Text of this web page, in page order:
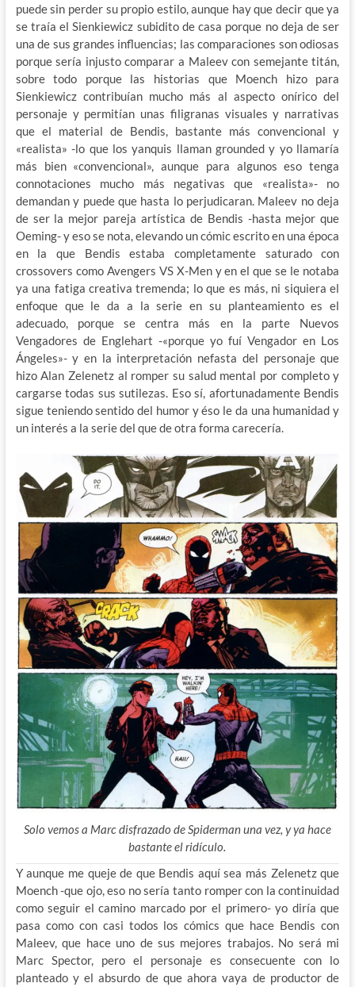
puede sin perder su propio estilo, aunque hay que decir que ya
se traía el Sienkiewicz subidito de casa porque no deja de ser
una de sus grandes influencias; las comparaciones son odiosas
porque sería injusto comparar a Maleev con semejante titán,
sobre todo porque las historias que Moench hizo para
Sienkiewicz contribuían mucho más al aspecto onírico del
personaje y permitían unas filigranas visuales y narrativas
que el material de Bendis, bastante más convencional y
«realista» -lo que los yanquis llaman grounded y yo llamaría
más bien «convencional», aunque para algunos eso tenga
connotaciones mucho más negativas que «realista»- no
demandan y puede que hasta lo perjudicaran. Maleev no deja
de ser la mejor pareja artística de Bendis -hasta mejor que
Oeming- y eso se nota, elevando un cómic escrito en una época
en la que Bendis estaba completamente saturado con
crossovers como Avengers VS X-Men y en el que se le notaba
ya una fatiga creativa tremenda; lo que es más, ni siquiera el
enfoque que le da a la serie en su planteamiento es el
adecuado, porque se centra más en la parte Nuevos
Vengadores de Englehart -«porque yo fuí Vengador en Los
Ángeles»- y en la interpretación nefasta del personaje que
hizo Alan Zelenetz al romper su salud mental por completo y
cargarse todas sus sutilezas. Eso sí, afortunadamente Bendis
sigue teniendo sentido del humor y éso le da una humanidad y
un interés a la serie del que de otra forma carecería.
Solo vemos a Marc disfrazado de Spiderman una vez, y ya hace
bastante el ridículo.
Y aunque me queje de que Bendis aquí sea más Zelenetz que
Moench -que ojo, eso no sería tanto romper con la continuidad
como seguir el camino marcado por el primero- yo diría que
pasa como con casi todos los cómics que hace Bendis con
Maleev, que hace uno de sus mejores trabajos. No será mi
Marc Spector, pero el personaje es consecuente con lo
planteado y el absurdo de que ahora vaya de productor de